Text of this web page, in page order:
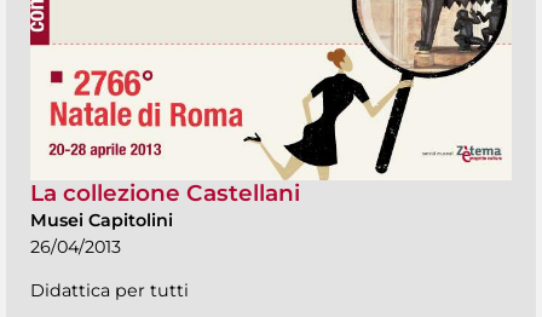
La collezione Castellani
Musei Capitolini
26/04/2013
Didattica per tutti